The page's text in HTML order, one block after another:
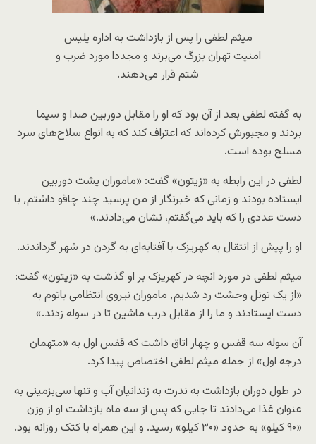
میثم لطفی را پس از بازداشت به اداره پلیس
امنیت تهران بزرگ می‌برند و مجددا مورد ضرب و
شتم قرار می‌دهند.
به گفته لطفی بعد از آن بود که او را مقابل دوربین صدا و سیما
بردند و مجبورش کرده‌اند که اعتراف کند که به انواع سلاح‌های سرد
مسلح بوده‌ است.
لطفی در این رابطه به «زیتون» گفت: «ماموران پشت دوربین
ایستاده بودند و زمانی که خبرنگار از من پرسید چند چاقو داشتم٬ با
دست عددی را که باید می‌گفتم، نشان می‌دادند.»
او را پیش از انتقال به کهریزک با آفتابه‌ای به گردن در شهر گرداندند.
میثم لطفی در مورد انچه در کهریزک بر او گذشت به «زیتون» گفت:
«از یک تونل وحشت رد شدیم٬ ماموران نیروی انتظامی باتوم به
دست ایستادند و ما را از مقابل درب ماشین تا در سوله زدند.»
آن سوله سه قفس و چهار اتاق داشت که قفس اول به «متهمان
درجه اول» از جمله میثم لطفی اختصاص پیدا کرد.
در طول دوران بازداشت به ندرت به زندانیان آب و تنها سی‌بزمینی به
عنوان غذا می‌دادند تا جایی که پس از سه ماه بازداشت او از وزن
«۹۰ کیلو» به حدود «۳۰ کیلو» رسید. و این همراه با کتک روزانه بود.